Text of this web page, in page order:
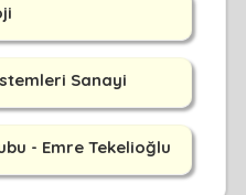
Sanayi
- Emre Tekelioğlu